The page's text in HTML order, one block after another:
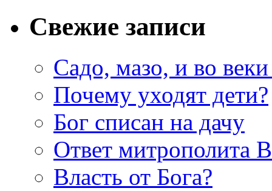
Свежие записи
Садо, мазо, и во веки
Почему уходят дети?
Бог списан на дачу
Ответ митрополита
Власть от Бога?